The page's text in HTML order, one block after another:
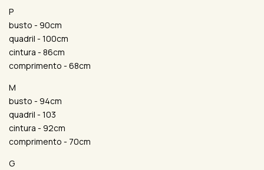
P
busto - 90cm
quadril - 100cm
cintura - 86cm
comprimento - 68cm
M
busto - 94cm
quadril - 103
cintura - 92cm
comprimento - 70cm
G